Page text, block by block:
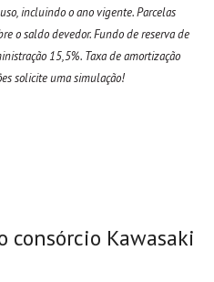
incluindo o ano vigente. Parcelas
o saldo devedor. Fundo de reserva de
15,5%. Taxa de amortização
solicite uma simulação!
consórcio Kawasaki